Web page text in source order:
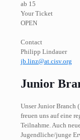
ab 15
Your Ticket
OPEN
Contact
Philipp Lindauer
jb.linz@at.cisv.org
Junior
Unser Junior
freuen uns auf eine
Teilnahme. Auch
Jugendliche/junge